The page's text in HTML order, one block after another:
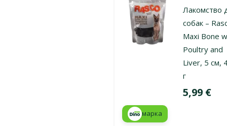
Лакомство
собак –
Maxi Bone
Poultry and
Liver, 5 см,
г
Цена
5,99 €
марка